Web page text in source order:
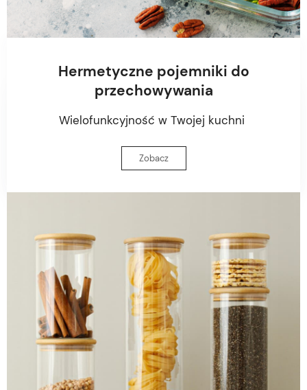
Hermetyczne pojemniki do
przechowywania
Wielofunkcyjność w Twojej kuchni
Zobacz